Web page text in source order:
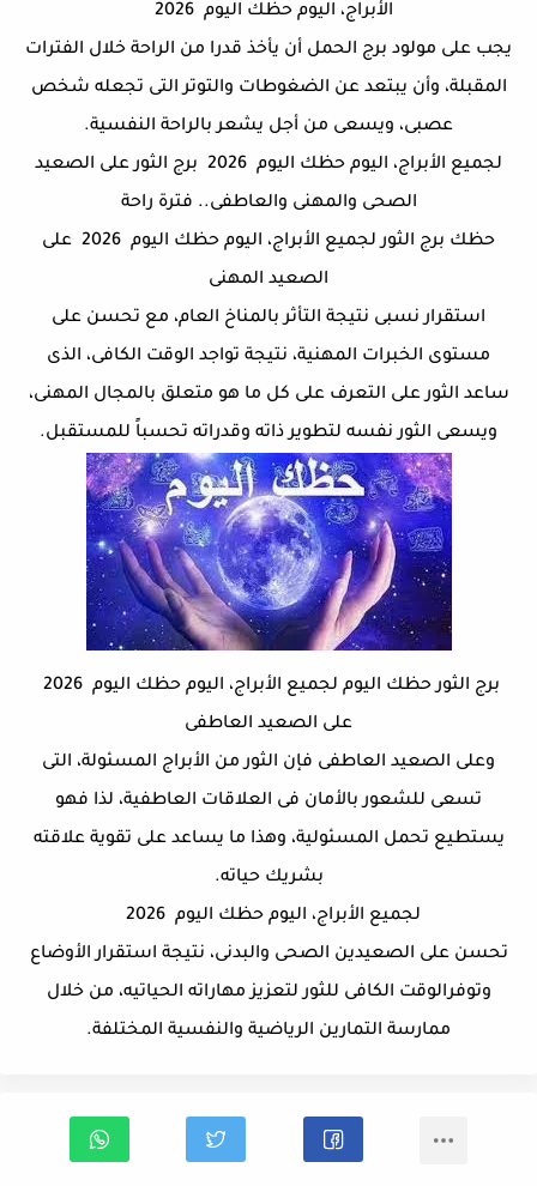
الأبراج، اليوم حظك اليوم 2026
يجب على مولود برج الحمل أن يأخذ قدرا من الراحة خلال الفترات
المقبلة، وأن يبتعد عن الضغوطات والتوتر التى تجعله شخص
عصبى، ويسعى من أجل يشعر بالراحة النفسية.
لجميع الأبراج، اليوم حظك اليوم
2026 برج الثور على الصعيد
الصحى والمهنى والعاطفى.. فترة راحة
حظك برج الثورلجميع الأبراج، اليوم حظك اليوم
2026 على
الصعيد المهنى
استقرار نسبى نتيجة التأثر بالمناخ العام، مع تحسن على
مستوى الخبرات المهنية، نتيجة تواجد الوقت الكافى، الذى
ساعد الثور على التعرف على كل ما هو متعلق بالمجال المهنى،
ويسعى الثور نفسه لتطوير ذاته وقدراته تحسباً للمستقبل.
برج الثور حظك اليوم لجميع الأبراج، اليوم حظك اليوم
على الصعيد العاطفى
وعلى الصعيد العاطفى فإن الثور من الأبراج المسئولة، التى
تسعى للشعور بالأمان فى العلاقات العاطفية، لذا فهو
يستطيع تحمل المسئولية، وهذا ما يساعد على تقوية علاقته
بشريك حياته.
لجميع الأبراج، اليوم حظك اليوم 2026
تحسن على الصعيدين الصحى والبدنى، نتيجة استقرار الأوضاع
وتوفرالوقت الكافى للثور لتعزيز مهاراته الحياتيه، من خلال
ممارسة التمارين الرياضية والنفسية المختلفة.